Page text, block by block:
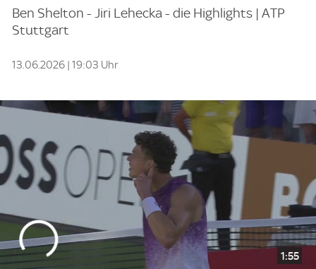
Ben Shelton - Jiri Lehecka - die Highlights | ATP
Stuttgart
13.06.2026 | 19:03 Uhr
1:55